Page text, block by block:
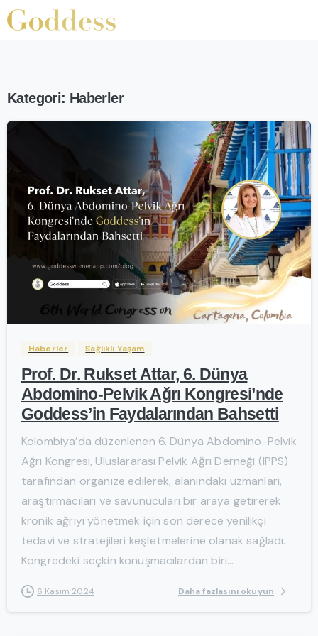
Kategori: Haberler
-
Haberler Sağlıklı Yaşam
Prof. Dr. Rukset Attar, 6. Dünya
Abdomino-Pelvik Ağrı Kongresi’nde
Goddess’in Faydalarından Bahsetti
Kolombiya’da düzenlenen 6. Dünya Abdomino-Pelvik
Ağrı Kongresi, Uluslararası Pelvik Ağrı Derneği (IPPS)
tarafından organize edilerek, alanındaki uzmanları,
araştırmacıları ve savunucuları bir araya getirerek
kronik ağrıyı yönetmek için son derece yenilikçi
tedavi ve stratejileri keşfetmelerine olanak sağladı.
Kongredeki seçkin konuşmacılardan biri...
6 Kasım 2024 Daha fazlasını okuyun